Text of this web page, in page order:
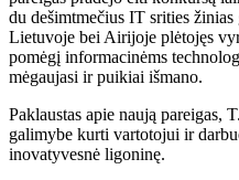
du dešimtmečius IT srities
Lietuvoje bei Airijoje plėtojęs
pomėgį informacinėms
mėgaujasi ir puikiai išmano.
Paklaustas apie naują pareigas,
galimybe kurti vartotojui ir
inovatyvesnė ligoninę.